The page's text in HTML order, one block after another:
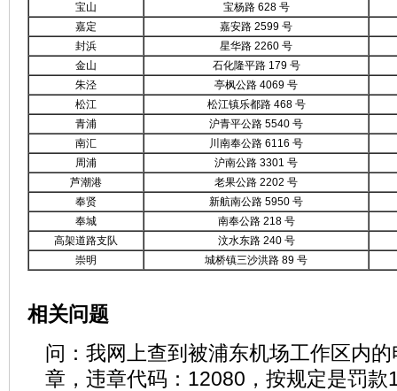
宝山
宝杨路 628 号
嘉定
嘉安路 2599 号
封浜
星华路 2260 号
金山
石化隆平路 179 号
朱泾
亭枫公路 4069 号
松江
松江镇乐都路 468 号
青浦
沪青平公路 5540 号
南汇
川南奉公路 6116 号
周浦
沪南公路 3301 号
芦潮港
老果公路 2202 号
奉贤
新航南公路 5950 号
奉城
南奉公路 218 号
高架道路支队
汶水东路 240 号
崇明
城桥镇三沙洪路 89 号
相关问题
问：我网上查到被浦东机场工作区内
章，违章代码：12080，按规定是罚款